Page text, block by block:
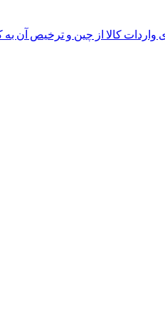
کالا از چین و ترخیص آن به